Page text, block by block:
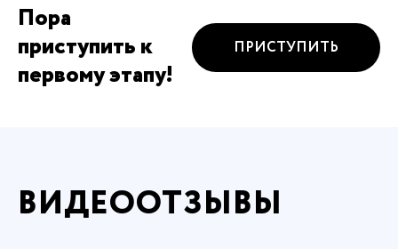
Пора
приступить к
первому этапу!
ПРИСТУПИТЬ
ВИДЕООТЗЫВЫ